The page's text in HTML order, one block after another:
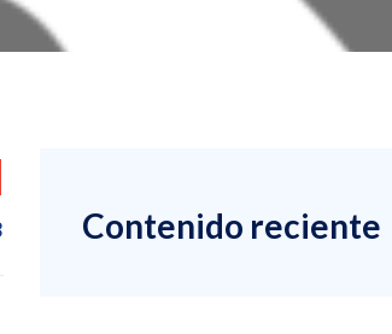
Contenido reciente